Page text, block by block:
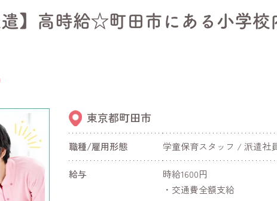
遣】高時給☆町田市にある小学校
東京都町田市
職種/雇用形態 学童保育スタッフ / 派遣社
給与
時給1600円
・交通費全額支給